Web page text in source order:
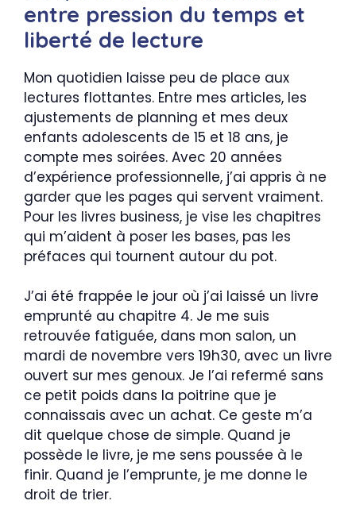
entre pression du temps et
liberté de lecture
Mon quotidien laisse peu de place aux
lectures flottantes. Entre mes articles, les
ajustements de planning et mes deux
enfants adolescents de 15 et 18 ans, je
compte mes soirées. Avec 20 années
d’expérience professionnelle, j’ai appris à ne
garder que les pages qui servent vraiment.
Pour les livres business, je vise les chapitres
qui m’aident à poser les bases, pas les
préfaces qui tournent autour du pot.
J’ai été frappée le jour où j’ai laissé un livre
emprunté au chapitre 4. Je me suis
retrouvée fatiguée, dans mon salon, un
mardi de novembre vers 19h30, avec un livre
ouvert sur mes genoux. Je l’ai refermé sans
ce petit poids dans la poitrine que je
connaissais avec un achat. Ce geste m’a
dit quelque chose de simple. Quand je
possède le livre, je me sens poussée à le
finir. Quand je l’emprunte, je me donne le
droit de trier.